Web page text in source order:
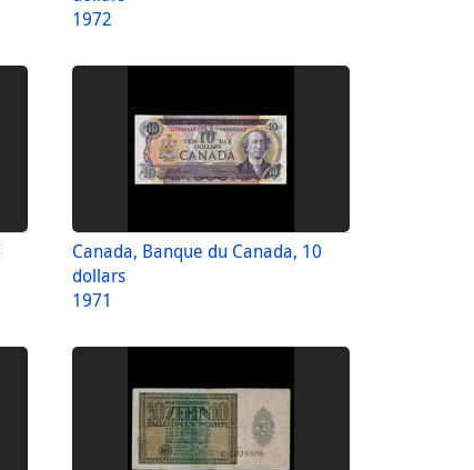
1972
Canada, Banque du Canada, 10
dollars
1971